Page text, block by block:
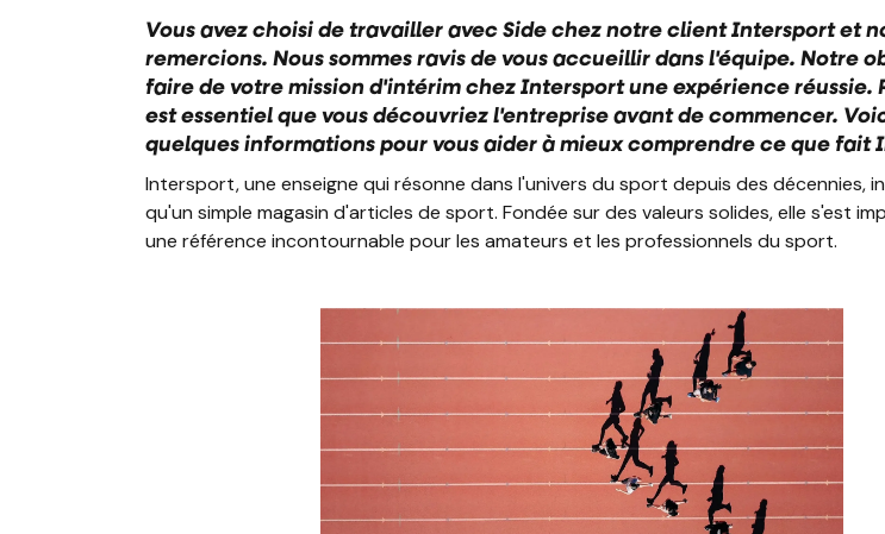
Vous avez choisi de travailler avec Side chez notre client Intersport et
remercions. Nous sommes ravis de vous accueillir dans l'équipe. Notre
faire de votre mission d'intérim chez Intersport une expérience réussie.
est essentiel que vous découvriez l'entreprise avant de commencer.
quelques informations pour vous aider à mieux comprendre ce que fait
Intersport, une enseigne qui résonne dans l'univers du sport depuis des décennies,
qu'un simple magasin d'articles de sport. Fondée sur des valeurs solides, elle s'est
une référence incontournable pour les amateurs et les professionnels du sport.